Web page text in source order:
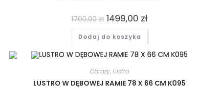
1700,00zł 1499,00 zł
Dodaj do koszyka
Obrazy, lustra
LUSTRO W DĘBOWEJ RAMIE 78 X 66 CM K095